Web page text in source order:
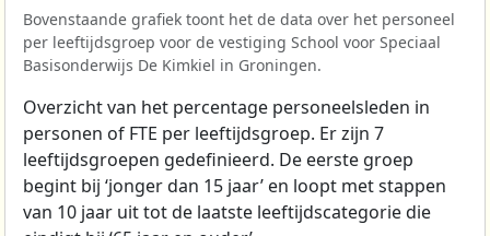
Bovenstaande grafiek toont het de data over het personeel
per leeftijdsgroep voor de vestiging School voor Speciaal
Basisonderwijs De Kimkiel in Groningen.
Overzicht van het percentage personeelsleden in
personen of FTE per leeftijdsgroep. Er zijn 7
leeftijdsgroepen gedefinieerd. De eerste groep
begint bij ‘jonger dan 15 jaar’ en loopt met stappen
van 10 jaar uit tot de laatste leeftijdscategorie die